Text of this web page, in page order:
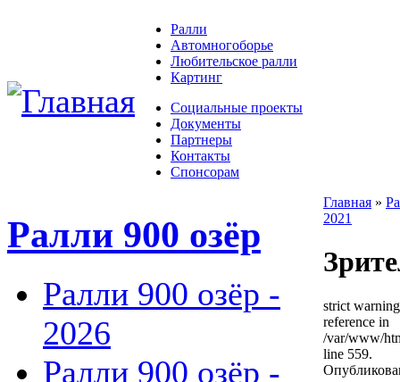
Ралли
Автомногоборье
Любительское ралли
Картинг
Социальные проекты
Документы
Партнеры
Контакты
Спонсорам
Ралли 900 озёр
Ралли 900 озёр -
2026
Ралли 900 озёр -
Главная »
2021
strict
reference in
/var/www/
line 559.